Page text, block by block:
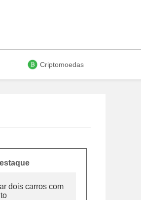
Criptomoedas
dois carros com